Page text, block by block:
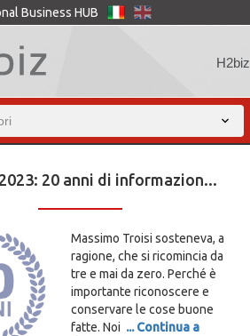
Business HUB
H2biz
20 anni di informazion...
Massimo Troisi sosteneva, a
ragione, che si ricomincia da
tre e mai da zero. Perché è
importante riconoscere e
conservare le cose buone
fatte. Noi ... Continua a